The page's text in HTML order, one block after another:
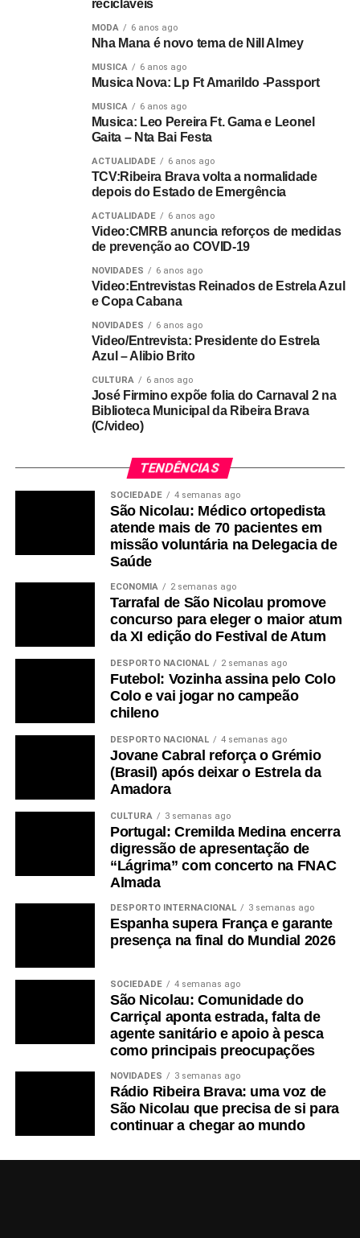
recicláveis
MODA 6 anos ago
Nha Mana é novo tema de Nill Almey
MUSICA 6 anos ago
Musica Nova: Lp Ft Amarildo -Passport
MUSICA 6 anos ago
Musica: Leo Pereira Ft. Gama e Leonel
Gaita – Nta Bai Festa
ACTUALIDADE 6 anos ago
TCV:Ribeira Brava volta a normalidade
depois do Estado de Emergência
ACTUALIDADE 6 anos ago
Video:CMRB anuncia reforços de medidas
de prevenção ao COVID-19
NOVIDADES 6 anos ago
Video:Entrevistas Reinados de Estrela Azul
e Copa Cabana
NOVIDADES 6 anos ago
Video/Entrevista: Presidente do Estrela
Azul – Alibio Brito
CULTURA 6 anos ago
José Firmino expõe folia do Carnaval 2 na
Biblioteca Municipal da Ribeira Brava
(C/video)
TENDÊNCIAS
SOCIEDADE 4 semanas ago
São Nicolau: Médico ortopedista
atende mais de 70 pacientes em
missão voluntária na Delegacia de
Saúde
ECONOMIA 2 semanas ago
Tarrafal de São Nicolau promove
concurso para eleger o maior atum
da XI edição do Festival de Atum
DESPORTO NACIONAL 2 semanas ago
Futebol: Vozinha assina pelo Colo
Colo e vai jogar no campeão
chileno
DESPORTO NACIONAL 4 semanas ago
Jovane Cabral reforça o Grémio
(Brasil) após deixar o Estrela da
Amadora
CULTURA 3 semanas ago
Portugal: Cremilda Medina encerra
digressão de apresentação de
“Lágrima” com concerto na FNAC
Almada
DESPORTO INTERNACIONAL 3 semanas ago
Espanha supera França e garante
presença na final do Mundial 2026
SOCIEDADE 4 semanas ago
São Nicolau: Comunidade do
Carriçal aponta estrada, falta de
agente sanitário e apoio à pesca
como principais preocupações
NOVIDADES 3 semanas ago
Rádio Ribeira Brava: uma voz de
São Nicolau que precisa de si para
continuar a chegar ao mundo